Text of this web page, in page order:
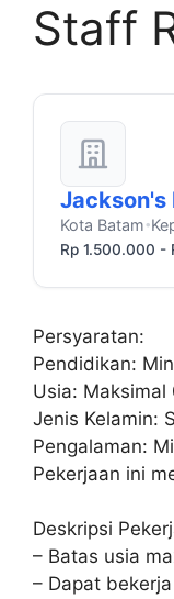
Staff
Jackson's
Kota Batam•
Rp 1.500.000 -
Persyaratan:
Pendidikan:
Usia: Maksimal
Jenis Kelamin:
Pengalaman:
Pekerjaan ini
Deskripsi
– Batas usia
– Dapat